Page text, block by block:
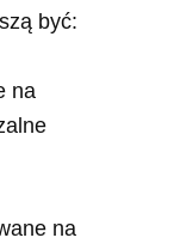
być:
na
na